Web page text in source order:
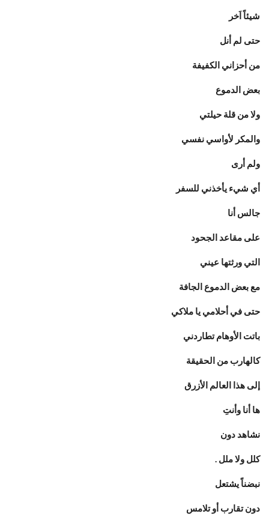
شيئاً اَخر
حتى لم أنل
من أحزاني الكفيفة
بعض الدموع
ولا من قلة حيلتي
والمكر لأواسي نفسي
ولم أرى
أي شيء يأخذني للسفر
جالس أنا
على مقاعد الجحود
التي ورثتها عيني
مع بعض الدموع الجافة
حتى في أحلامي يا ملاكي
باتت الأوهام تطاردني
كالهارب من الحقيقة
إلى هذا العالم الأزرق
ها أنا وأنتِ
نشاهد دون
كلل ولا ملل .
نبضناً يشتعل
دون تقارب أو تلامس